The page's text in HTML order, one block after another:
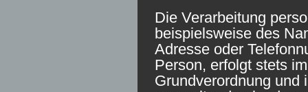
Die Verarbeitung
beispielsweise des
Adresse oder
Person, erfolgt stets
Grundverordnung und